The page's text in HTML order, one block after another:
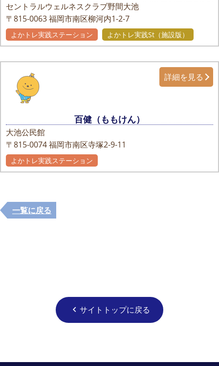
セントラルウェルネスクラブ野間大池
〒815-0063福岡市南区柳河内1-2-7
よかトレ実践ステーション よかトレ実践St（施設版）
百健（ももけん）
大池公民館
〒815-0074福岡市南区寺塚2-9-11
詳細を見る
よかトレ実践ステーション
一覧に戻る
chevron_left サイトトップに戻る